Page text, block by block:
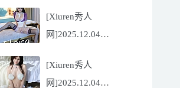
nienie[60P/642.39MB]
[Xiuren秀人
网]2025.12.04
Flora[81P/832.27MB]
[Xiuren秀人
网]2025.12.04